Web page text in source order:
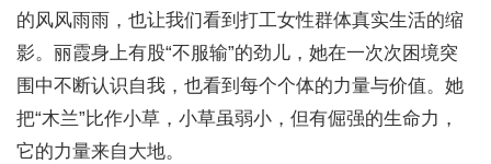
的风风雨雨，也让我们看到打工女性群体真实生活的缩
影。丽霞身上有股“不服输”的劲儿，她在一次次困境突
围中不断认识自我，也看到每个个体的力量与价值。她
把“木兰”比作小草，小草虽弱小，但有倔强的生命力，
它的力量来自大地。